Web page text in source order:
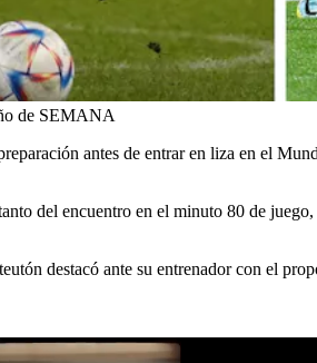
de SEMANA
antes de entrar en liza en el
del encuentro en el minuto 80 de
destacó ante su entrenador con el